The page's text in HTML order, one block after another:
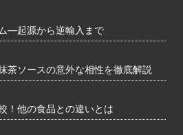
―起源から逆輸入まで
茶ソースの意外な相性を徹底解説
！他の食品との違いとは